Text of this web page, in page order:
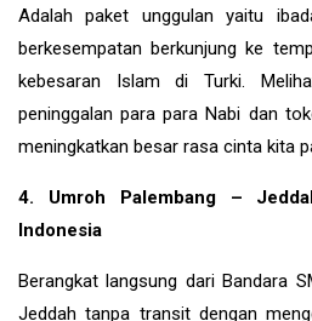
Adalah paket unggulan yaitu
berkesempatan berkunjung ke
kebesaran Islam diTurki.
peninggalan para para Nabi dan
meningkatkan besar rasa cinta kita
4. Umroh Palembang –
Indonesia
Berangkat langsung dari Bandara
Jeddah tanpa transit dengan